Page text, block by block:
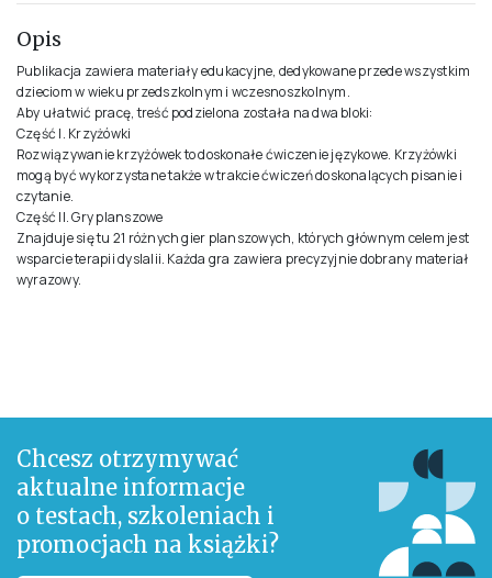
Opis
Publikacja zawiera materiały edukacyjne, dedykowane przede wszystkim
dzieciom w wieku przedszkolnym i wczesnoszkolnym.
Aby ułatwić pracę, treść podzielona została na dwa bloki:
Część I. Krzyżówki
Rozwiązywanie krzyżówek to doskonałe ćwiczenie językowe. Krzyżówki
mogą być wykorzystane także w trakcie ćwiczeń doskonalących pisanie i
czytanie.
Część II. Gry planszowe
Znajduje się tu 21 różnych gier planszowych, których głównym celem jest
wsparcie terapii dyslalii. Każda gra zawiera precyzyjnie dobrany materiał
wyrazowy.
Chcesz otrzymywać
aktualne informacje
o testach, szkoleniach i
promocjach na książki?